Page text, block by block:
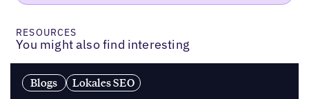
RESOURCES
You might also find interesting
Blogs Lokales SEO